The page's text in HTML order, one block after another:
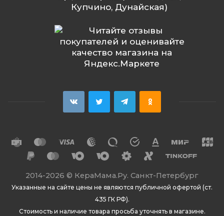
Купчино, Дунайская)
2014-2026 © КераМама.Ру. Санкт-Петербург
Указанные на сайте цены не являются публичной офертой (ст.
435 ГК РФ).
Стоимость и наличие товара просьба уточнять в магазине.